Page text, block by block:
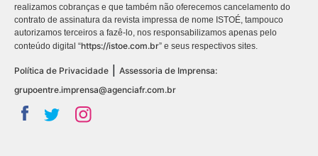
realizamos cobranças e que também não oferecemos cancelamento do
contrato de assinatura da revista impressa de nome ISTOÉ, tampouco
autorizamos terceiros a fazê-lo, nos responsabilizamos apenas pelo
conteúdo digital “https://istoe.com.br” e seus respectivos sites.
Política de Privacidade
Assessoria de Imprensa:
grupoentre.imprensa@agenciafr.com.br